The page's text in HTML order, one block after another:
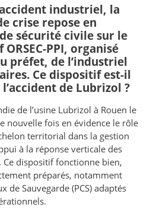
industriel, la
crise repose en
sécurité civile sur le
PPI, organisé
préfet, de l’industriel
Ce dispositif est-il
de Lubrizol ?
de l’usine Lubrizol à Rouen le
nouvelle fois en évidence le rôle
territorial dans la gestion
à la réponse verticale des
Ce dispositif fonctionne bien,
préparés, notamment
de Sauvegarde (PCS) adaptés